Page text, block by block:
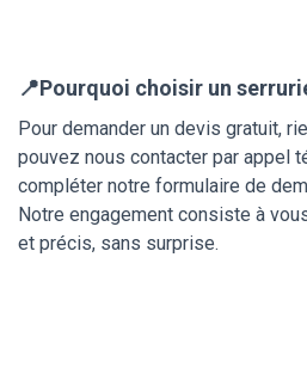
📍Pourquoi choisir un
Pour demander un devis gratuit,
pouvez nous contacter par appel
compléter notre formulaire de
Notre engagement consiste à
et précis, sans surprise.